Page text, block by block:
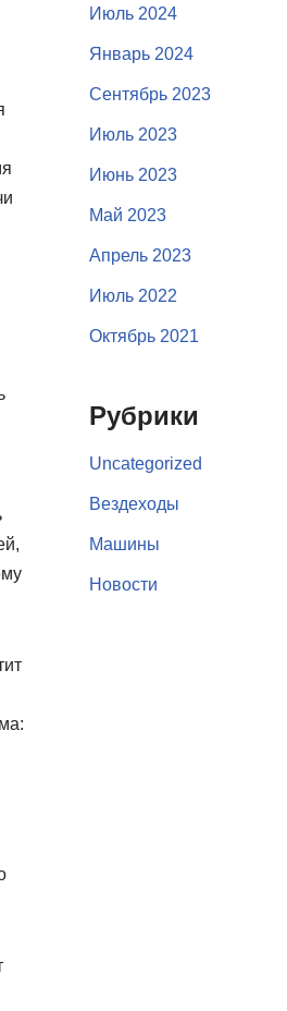
Июль 2024
Январь 2024
Сентябрь 2023
Июль 2023
Июнь 2023
Май 2023
Апрель 2023
Июль 2022
Октябрь 2021
Рубрики
Uncategorized
Вездеходы
Машины
Новости